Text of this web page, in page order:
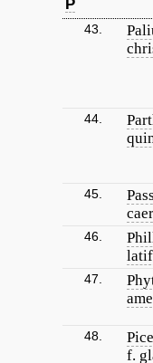
P
43.
44.
45.
46.
47.
48.
f.